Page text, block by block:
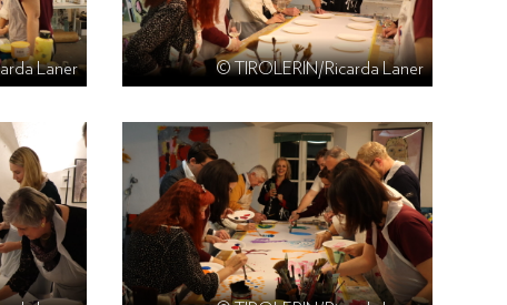
Laner © TIROLERIN/Ricarda Laner